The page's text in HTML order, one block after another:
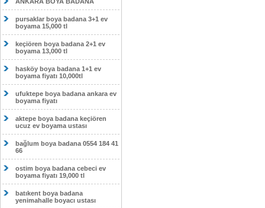
pursaklar boya badana 3+1 ev
boyama 15,000 tl
keçiören boya badana 2+1 ev
boyama 13,000 tl
hasköy boya badana 1+1 ev
boyama fiyatı 10,000tl
ufuktepe boya badana ankara ev
boyama fiyatı
aktepe boya badana keçiören
ucuz ev boyama ustası
bağlum boya badana 0554 184 41
66
ostim boya badana cebeci ev
boyama fiyatı 19,000 tl
batıkent boya badana
yenimahalle boyacı ustası